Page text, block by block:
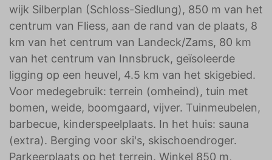
wijk Silberplan (Schloss-Siedlung), 850 m van het
centrum van Fliess, aan de rand van de plaats, 8
km van het centrum van Landeck/Zams, 80 km
van het centrum van Innsbruck, geïsoleerde
ligging op een heuvel, 4.5 km van het skigebied.
Voor medegebruik: terrein (omheind), tuin met
bomen, weide, boomgaard, vijver. Tuinmeubelen,
barbecue, kinderspeelplaats. In het huis: sauna
(extra). Berging voor ski's, skischoendroger.
Parkeerplaats op het terrein. Winkel 850 m,